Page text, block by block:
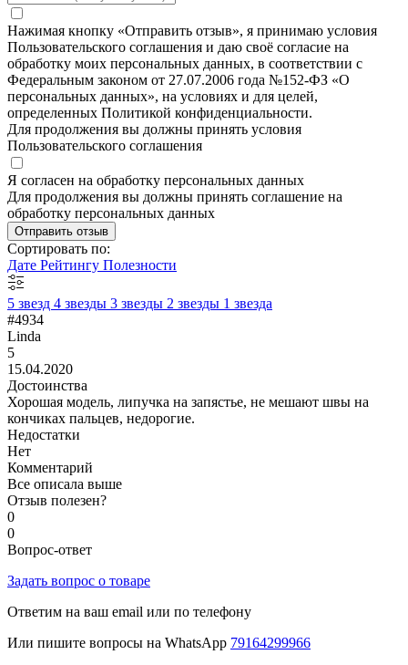
Нажимая кнопку «Отправить отзыв», я принимаю условия
Пользовательского соглашения и даю своё согласие на
обработку моих персональных данных, в соответствии с
Федеральным законом от 27.07.2006 года №152-ФЗ «О
персональных данных», на условиях и для целей,
определенных Политикой конфиденциальности.
Для продолжения вы должны принять условия
Пользовательского соглашения
Я согласен на обработку персональных данных
Для продолжения вы должны принять соглашение на
обработку персональных данных
Отправить отзыв
Сортировать по:
Дате Рейтингу Полезности
5 звезд 4 звезды 3 звезды 2 звезды 1 звезда
#4934
Linda
5
15.04.2020
Достоинства
Хорошая модель, липучка на запястье, не мешают швы на
кончиках пальцев, недорогие.
Недостатки
Нет
Комментарий
Все описала выше
Отзыв полезен?
0
0
Вопрос-ответ
Задать вопрос о товаре
Ответим на ваш email или по телефону
Или пишите вопросы на WhatsApp 79164299966